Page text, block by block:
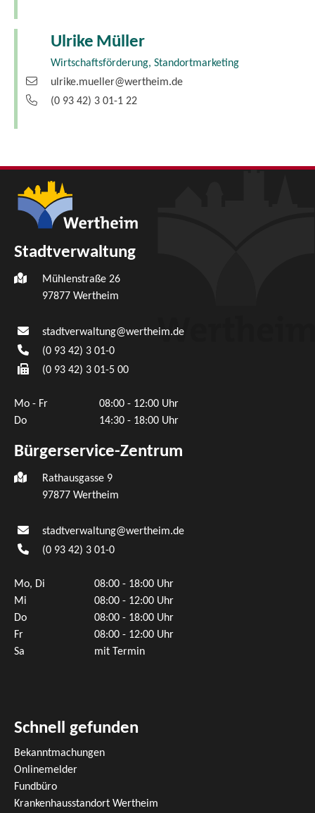
Ulrike Müller
Wirtschaftsförderung, Standortmarketing
ulrike.mueller@wertheim.de
(0 93 42) 3 01-1 22
Stadtverwaltung
Mühlenstraße 26
97877 Wertheim
stadtverwaltung@wertheim.de
(0 93 42) 3 01-0
(0 93 42) 3 01-5 00
Mo - Fr
08:00 - 12:00 Uhr
Do
14:30 - 18:00 Uhr
Bürgerservice-Zentrum
Rathausgasse 9
97877 Wertheim
stadtverwaltung@wertheim.de
(0 93 42) 3 01-0
Mo, Di
08:00 - 18:00 Uhr
Mi
08:00 - 12:00 Uhr
Do
08:00 - 18:00 Uhr
Fr
08:00 - 12:00 Uhr
Sa
mit Termin
Schnell gefunden
Bekanntmachungen
Onlinemelder
Fundbüro
Krankenhausstandort Wertheim